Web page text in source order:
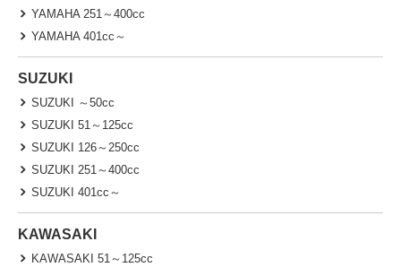
YAMAHA 251～400cc
YAMAHA 401cc～
SUZUKI
SUZUKI ～50cc
SUZUKI 51～125cc
SUZUKI 126～250cc
SUZUKI 251～400cc
SUZUKI 401cc～
KAWASAKI
KAWASAKI 51～125cc